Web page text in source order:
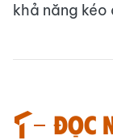
khả năng
Đọc